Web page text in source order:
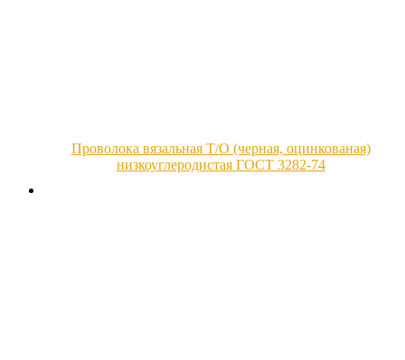
Проволока вязальная Т/О (черная, оцинкованая)
низкоуглеродистая ГОСТ 3282-74